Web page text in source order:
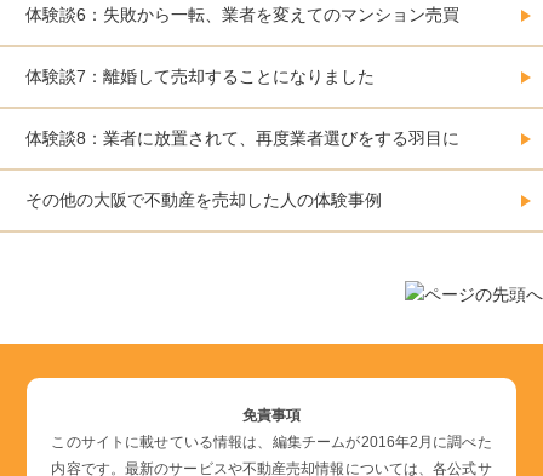
体験談6：失敗から一転、業者を変えてのマンション売買
体験談7：離婚して売却することになりました
体験談8：業者に放置されて、再度業者選びをする羽目に
その他の大阪で不動産を売却した人の体験事例
免責事項
このサイトに載せている情報は、編集チームが2016年2月に調べた
内容です。最新のサービスや不動産売却情報については、各公式サ